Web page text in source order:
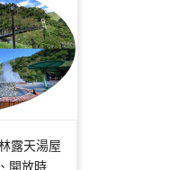
露天湯屋
開放時